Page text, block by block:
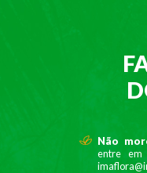
Não
entre em